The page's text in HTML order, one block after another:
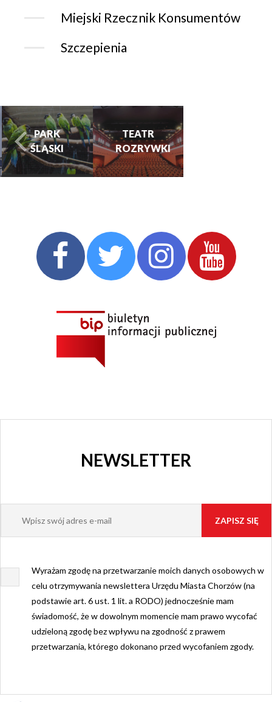
Miejski Rzecznik Konsumentów
Szczepienia
PARK
ŚLĄSKI
TEATR
ROZRYWKI
turysta.Previous
NEWSLETTER
Wyrażam zgodę na przetwarzanie moich danych osobowych w
celu otrzymywania newslettera Urzędu Miasta Chorzów (na
podstawie art. 6 ust. 1 lit. a RODO) jednocześnie mam
świadomość, że w dowolnym momencie mam prawo wycofać
udzieloną zgodę bez wpływu na zgodność z prawem
przetwarzania, którego dokonano przed wycofaniem zgody.